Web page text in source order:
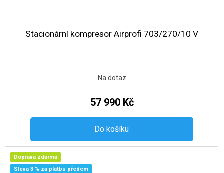
Stacionární kompresor Airprofi 703/270/10 V
Na dotaz
57 990 Kč
Do košíku
Doprava zdarma
Sleva 3 % za platbu předem